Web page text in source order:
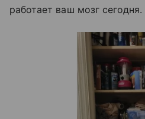
работает ваш мозг сегодня.